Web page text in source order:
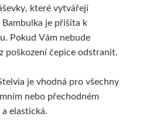
které vytvářejí
je přišita k
Pokud Vám nebude
poškození čepice odstranit.
je vhodná pro všechny
nebo přechodném
elastická.